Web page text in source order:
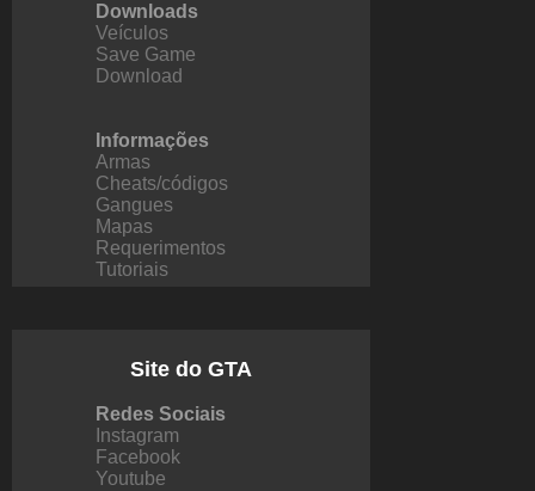
Downloads
Veículos
Save Game
Download
Informações
Armas
Cheats/códigos
Gangues
Mapas
Requerimentos
Tutoriais
Site do GTA
Redes Sociais
Instagram
Facebook
Youtube